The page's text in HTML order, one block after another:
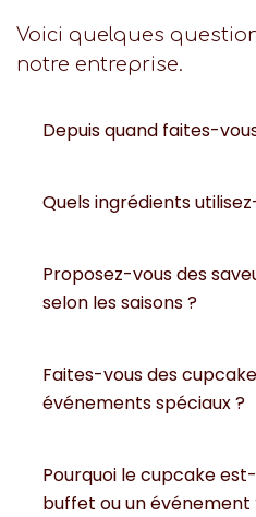
Voici quelques
notre entreprise.
Depuis quand faites-
Quels ingrédients
Proposez-vous des
selon les saisons ?
Faites-vous des
événements spéciaux ?
Pourquoi le cupcake
buffet ou un événement